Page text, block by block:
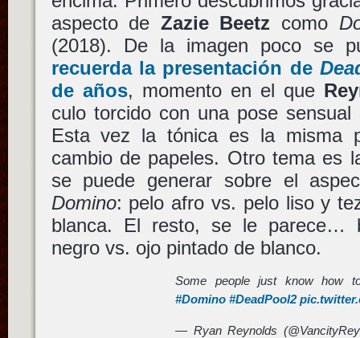
aspecto de Zazie Beetz como
(2018). De la imagen poco se
recuerda la presentación de
de años, momento en el que
culo torcido con una pose
Esta vez la tónica es la misma
cambio de papeles. Otro tema es
se puede generar sobre el
Domino: pelo afro vs. pelo liso y
blanca. El resto, se le parece…
negro vs. ojo pintado de blanco.
Some people just know how
#Domino #DeadPool2
— Ryan Reynolds